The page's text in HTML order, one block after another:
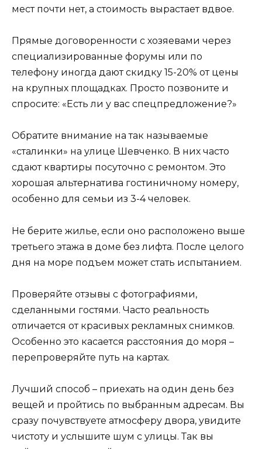
мест почти нет, а стоимость вырастает вдвое.
Прямые договоренности с хозяевами через
специализированные форумы или по
телефону иногда дают скидку 15-20% от цены
на крупных площадках. Просто позвоните и
спросите: «Есть ли у вас спецпредложение?»
Обратите внимание на так называемые
«сталинки» на улице Шевченко. В них часто
сдают квартиры посуточно с ремонтом. Это
хорошая альтернатива гостиничному номеру,
особенно для семьи из 3-4 человек.
Не берите жилье, если оно расположено выше
третьего этажа в доме без лифта. После целого
дня на море подъем может стать испытанием.
Проверяйте отзывы с фотографиями,
сделанными гостями. Часто реальность
отличается от красивых рекламных снимков.
Особенно это касается расстояния до моря –
перепроверяйте путь на картах.
Лучший способ – приехать на один день без
вещей и пройтись по выбранным адресам. Вы
сразу почувствуете атмосферу двора, увидите
чистоту и услышите шум с улицы. Так вы